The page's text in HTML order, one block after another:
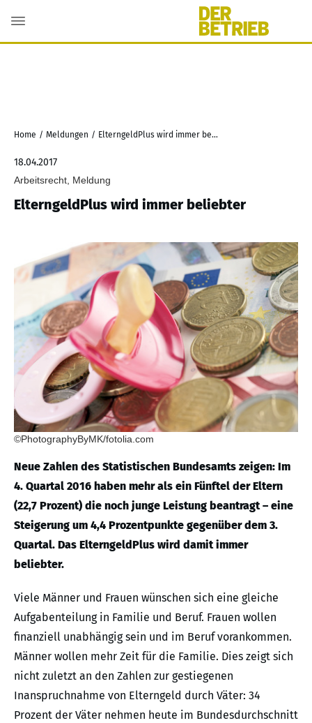
Home / Meldungen / ElterngeldPlus wird immer beliebter
18.04.2017
Arbeitsrecht, Meldung
ElterngeldPlus wird immer beliebter
©PhotographyByMK/fotolia.com
Neue Zahlen des Statistischen Bundesamts zeigen: Im
4. Quartal 2016 haben mehr als ein Fünftel der Eltern
(22,7 Prozent) die noch junge Leistung beantragt – eine
Steigerung um 4,4 Prozentpunkte gegenüber dem 3.
Quartal. Das ElterngeldPlus wird damit immer
beliebter.
Viele Männer und Frauen wünschen sich eine gleiche
Aufgabenteilung in Familie und Beruf. Frauen wollen
finanziell unabhängig sein und im Beruf vorankommen.
Männer wollen mehr Zeit für die Familie. Dies zeigt sich
nicht zuletzt an den Zahlen zur gestiegenen
Inanspruchnahme von Elterngeld durch Väter: 34
Prozent der Väter nehmen heute im Bundesdurchschnitt